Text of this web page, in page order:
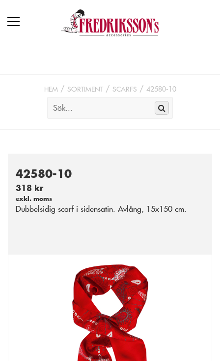
HEM SORTIMENT SCARFS 42580-10
42580-10
318 kr
exkl. moms
Dubbelsidig scarf i sidensatin. Avlång, 15x150 cm.